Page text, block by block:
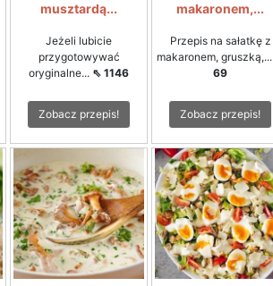
musztardą...
Jeżeli lubicie
przygotowywać
oryginalne... ⇖ 1146
Zobacz przepis!
makaronem,...
Przepis na sałatkę z
makaronem, gruszką,...
69
Zobacz przepis!